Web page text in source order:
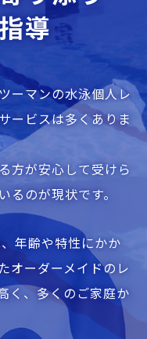
導
ーマンの水泳個人レ
ービスは多くありま
方が安心して受けら
るのが現状です。
年齢や特性にかか
オーダーメイドのレ
く、多くのご家庭か